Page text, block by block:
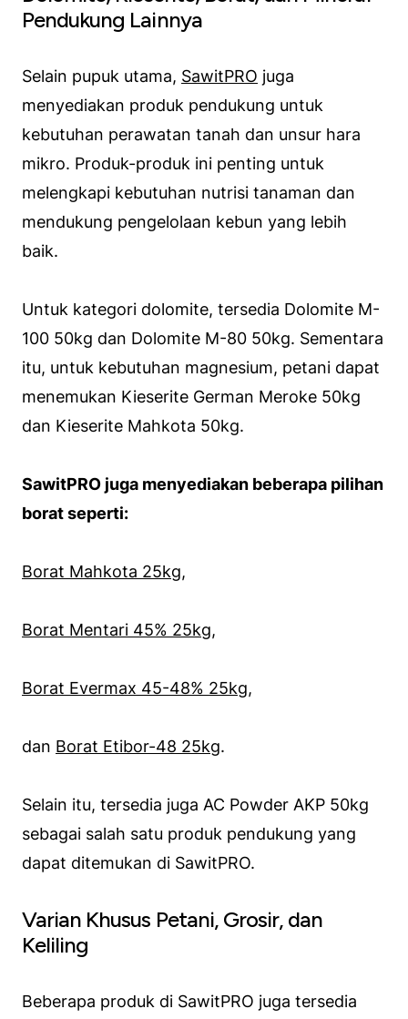
Pendukung Lainnya
Selain pupuk utama, SawitPRO juga
menyediakan produk pendukung untuk
kebutuhan perawatan tanah dan unsur hara
mikro. Produk-produk ini penting untuk
melengkapi kebutuhan nutrisi tanaman dan
mendukung pengelolaan kebun yang lebih
baik.
Untuk kategori dolomite, tersedia Dolomite M-
100 50kg dan Dolomite M-80 50kg. Sementara
itu, untuk kebutuhan magnesium, petani dapat
menemukan Kieserite German Meroke 50kg
dan Kieserite Mahkota 50kg.
SawitPRO juga menyediakan beberapa pilihan
borat seperti:
Borat Mahkota 25kg,
Borat Mentari 45% 25kg,
Borat Evermax 45-48% 25kg,
dan Borat Etibor-48 25kg.
Selain itu, tersedia juga AC Powder AKP 50kg
sebagai salah satu produk pendukung yang
dapat ditemukan di SawitPRO.
Varian Khusus Petani, Grosir, dan
Keliling
Beberapa produk di SawitPRO juga tersedia